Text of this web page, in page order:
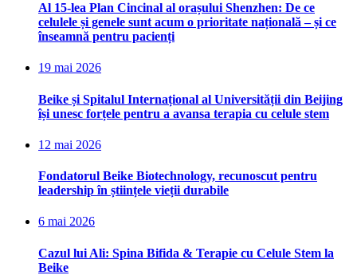
Al 15-lea Plan Cincinal al orașului Shenzhen: De ce
celulele și genele sunt acum o prioritate națională – și ce
înseamnă pentru pacienți
19 mai 2026
Beike și Spitalul Internațional al Universității din Beijing
își unesc forțele pentru a avansa terapia cu celule stem
12 mai 2026
Fondatorul Beike Biotechnology, recunoscut pentru
leadership în științele vieții durabile
6 mai 2026
Cazul lui Ali: Spina Bifida & Terapie cu Celule Stem la
Beike